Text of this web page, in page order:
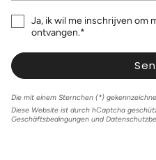
Ja, ik wil me inschrijven om
ontvangen.*
Die mit einem Sternchen (*)
Diese Website ist durch hCaptcha
Geschäftsbedingungen und